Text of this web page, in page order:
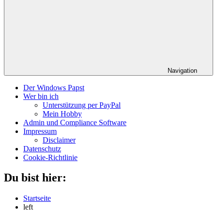
Navigation
Der Windows Papst
Wer bin ich
Unterstützung per PayPal
Mein Hobby
Admin und Compliance Software
Impressum
Disclaimer
Datenschutz
Cookie-Richtlinie
Du bist hier:
Startseite
left